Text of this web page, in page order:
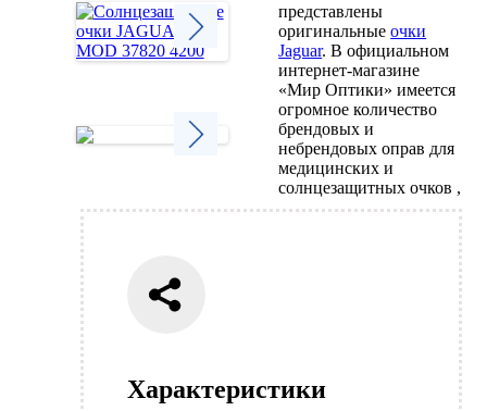
Характеристики
представлены
оригинальныеочки
Jaguar. В официальном
интернет-магазине
«Мир Оптики» имеется
огромное количество
брендовых и
небрендовых оправ для
медицинских и
солнцезащитных очков ,